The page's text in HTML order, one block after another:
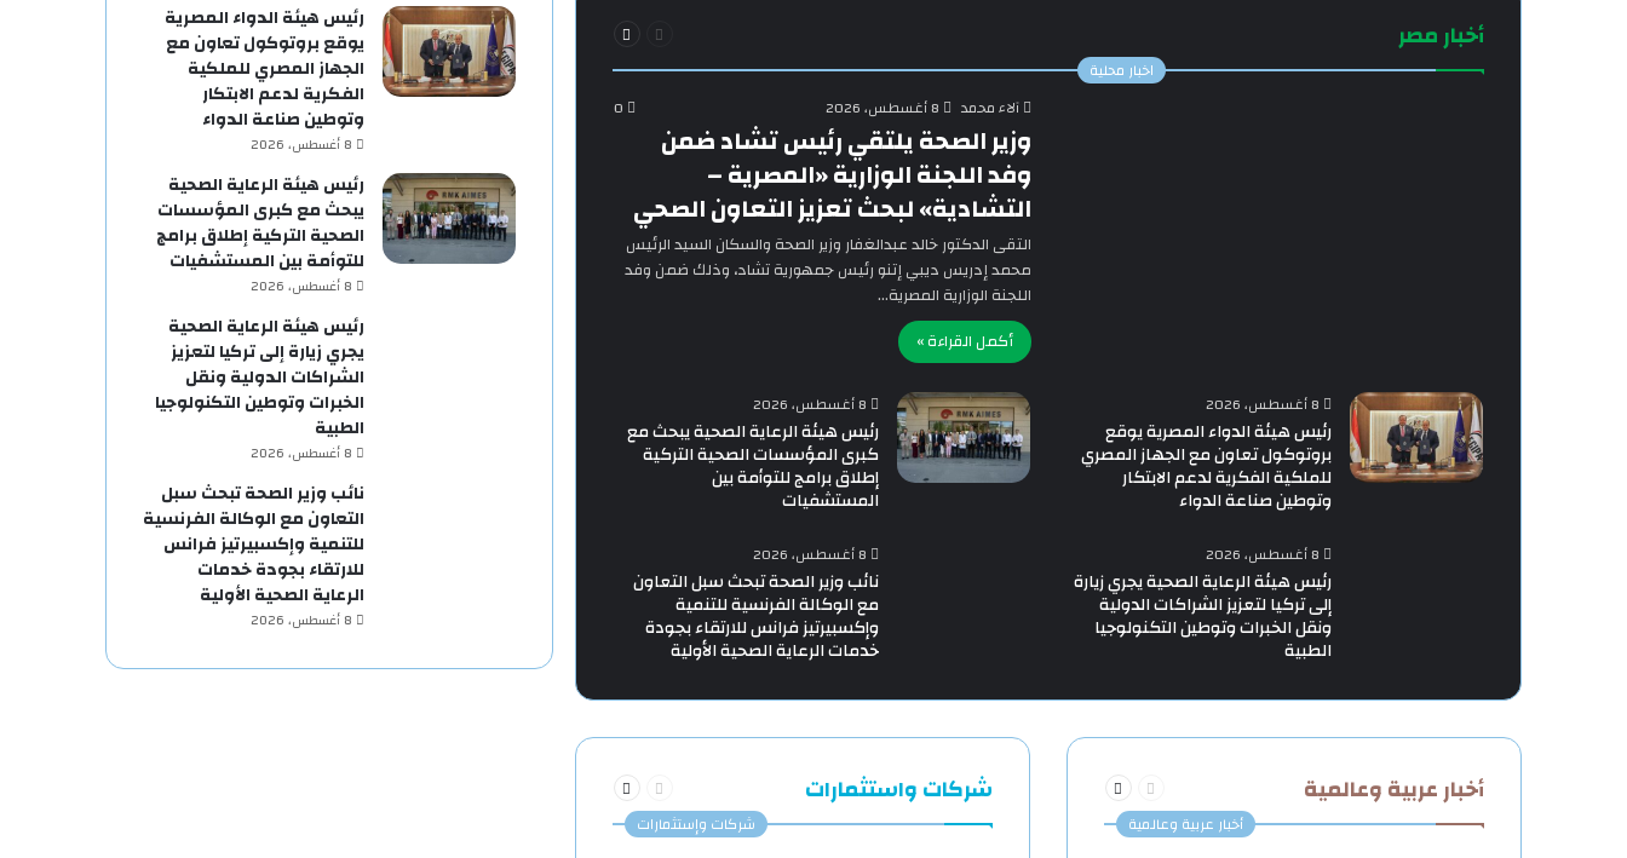
أخبار مصر
الصفحة
اخبار محلية
آلاء محمد
8 أغسطس، 2026 0
وزير الصحة يلتقي رئيس تشاد ضمن
وفد اللجنة الوزارية «المصرية –
التشادية» لبحث تعزيز التعاون الصحي
التقى الدكتور خالد عبدالغفار وزير الصحة والسكان السيد الرئيس
محمد إدريس ديبي إتنو رئيس جمهورية تشاد، وذلك ضمن وفد
اللجنة الوزارية المصرية…
أكمل القراءة »
8 أغسطس، 2026
رئيس هيئة الدواء المصرية يوقع
بروتوكول تعاون مع الجهاز المصري
للملكية الفكرية لدعم الابتكار
وتوطين صناعة الدواء
8 أغسطس، 2026
رئيس هيئة الرعاية الصحية يبحث مع
كبرى المؤسسات الصحية التركية
إطلاق برامج للتوأمة بين
المستشفيات
8 أغسطس، 2026
رئيس هيئة الرعاية الصحية يجري زيارة
إلى تركيا لتعزيز الشراكات الدولية
ونقل الخبرات وتوطين التكنولوجيا
الطبية
8 أغسطس، 2026
نائب وزير الصحة تبحث سبل التعاون
مع الوكالة الفرنسية للتنمية
وإكسبيرتيز فرانس للارتقاء بجودة
خدمات الرعاية الصحية الأولية
أخبار عربية وعالمية
الصفحة
أخبار عربية وعالمية
شركات واستثمارات
الصفحة
شركات وإستثمارات
رئيس هيئة الدواء المصرية
يوقع بروتوكول تعاون مع
الجهاز المصري للملكية
الفكرية لدعم الابتكار
وتوطين صناعة الدواء
8 أغسطس، 2026
رئيس هيئة الرعاية الصحية
يبحث مع كبرى المؤسسات
الصحية التركية إطلاق برامج
للتوأمة بين المستشفيات
8 أغسطس، 2026
رئيس هيئة الرعاية الصحية
يجري زيارة إلى تركيا لتعزيز
الشراكات الدولية ونقل
الخبرات وتوطين التكنولوجيا
الطبية
8 أغسطس، 2026
نائب وزير الصحة تبحث سبل
التعاون مع الوكالة الفرنسية
للتنمية وإكسبيرتيز فرانس
للارتقاء بجودة خدمات
الرعاية الصحية الأولية
8 أغسطس، 2026